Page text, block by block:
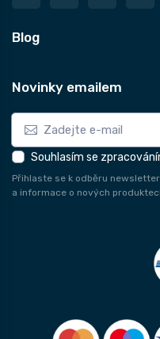
Blog
Novinky emailem
Souhlasím se
Přihlaste se k odběru
a informace o nových